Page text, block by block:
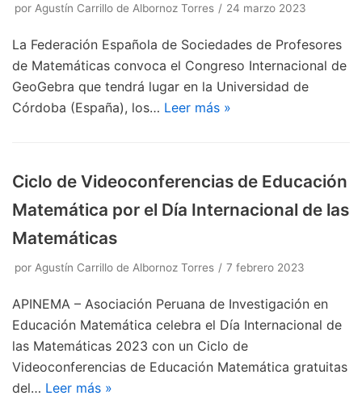
por Agustín Carrillo de Albornoz Torres 24 marzo 2023
La Federación Española de Sociedades de Profesores
de Matemáticas convoca el Congreso Internacional de
GeoGebra que tendrá lugar en la Universidad de
Córdoba (España), los… Leer más »
Ciclo de Videoconferencias de Educación
Matemática por el Día Internacional de las
Matemáticas
por Agustín Carrillo de Albornoz Torres 7 febrero 2023
APINEMA – Asociación Peruana de Investigación en
Educación Matemática celebra el Día Internacional de
las Matemáticas 2023 con un Ciclo de
Videoconferencias de Educación Matemática gratuitas
del… Leer más »